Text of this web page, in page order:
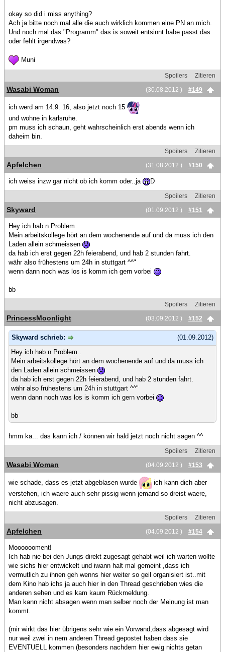
okay so did i miss anything?
Ach ja bitte noch mal alle die auch wirklich kommen eine PN an mich.
Und noch mal das "Programm" das is soweit entsinnt habe passt das
oder fehlt irgendwas?
Muni
Spoilers
Zitieren
(30.08.2012 )
#149
Wasabi Woman
ich werd am 14.9. 16, also jetzt noch 15
und wohne in karlsruhe.
pm muss ich schaun, geht wahrscheinlich erst abends wenn ich
daheim bin.
Spoilers
Zitieren
(31.08.2012 )
#150
Apfelchen
ich weiss inzw gar nicht ob ich komm oder..ja D
Spoilers
Zitieren
(01.09.2012 )
#151
Skyward
Hey ich hab n Problem..
Mein arbeitskollege hört an dem wochenende auf und da muss ich den
Laden allein schmeissen
da hab ich erst gegen 22h feierabend, und hab 2 stunden fahrt.
währ also frühestens um 24h in stuttgart ^^"
wenn dann noch was los is komm ich gern vorbei
bb
Spoilers
Zitieren
(03.09.2012 )
#152
PrincessMoonlight
(01.09.2012)
Skyward schrieb:
Hey ich hab n Problem..
Mein arbeitskollege hört an dem wochenende auf und da muss ich
den Laden allein schmeissen
da hab ich erst gegen 22h feierabend, und hab 2 stunden fahrt.
währ also frühestens um 24h in stuttgart ^^"
wenn dann noch was los is komm ich gern vorbei
bb
hmm ka... das kann ich / können wir hald jetzt noch nicht sagen ^^
Spoilers
Zitieren
(04.09.2012 )
#153
Wasabi Woman
wie schade, dass es jetzt abgeblasen wurde
ich kann dich aber
verstehen, ich waere auch sehr pissig wenn jemand so dreist waere,
nicht abzusagen.
Spoilers
Zitieren
(04.09.2012 )
#154
Apfelchen
Mooooooment!
Ich hab nie bei den Jungs direkt zugesagt gehabt weil ich warten wollte
wie sichs hier entwickelt und iwann halt mal gemeint ,dass ich
vermutlich zu ihnen geh wenns hier weiter so geil organisiert ist..mit
dem Kino hab ichs ja auch hier in den Thread geschrieben wies die
anderen sehen und es kam kaum Rückmeldung.
Man kann nicht absagen wenn man selber noch der Meinung ist man
kommt.
(mir wirkt das hier übrigens sehr wie ein Vorwand,dass abgesagt wird
nur weil zwei in nem anderen Thread gepostet haben dass sie
EVENTUELL kommen (besonders nachdem hier ewig nichts getan